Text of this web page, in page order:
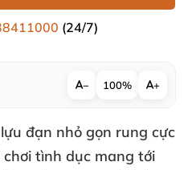
(24/7)
− 100% +
đạn nhỏ gọn rung cực
tình dục mang tới